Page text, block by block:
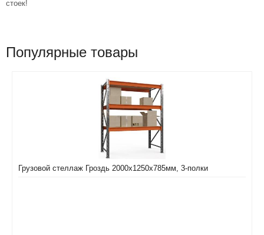
стоек!
Популярные товары
Грузовой стеллаж Гроздь 2000х1250х785мм, 3-полки